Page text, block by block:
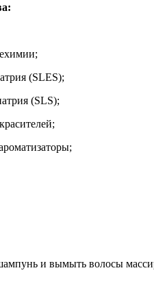
(SLES);
(SLS);
и вымыть волосы